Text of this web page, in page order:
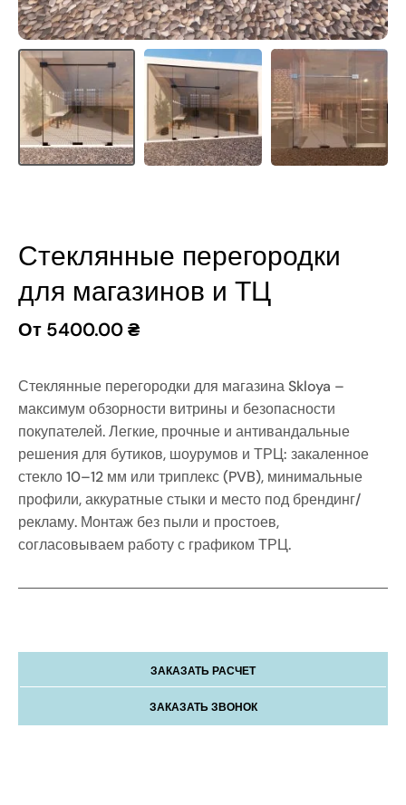
Стеклянные перегородки
для магазинов и ТЦ
От 5400.00₴
Стеклянные перегородки для магазина Skloya –
максимум обзорности витрины и безопасности
покупателей. Легкие, прочные и антивандальные
решения для бутиков, шоурумов и ТРЦ: закаленное
стекло 10–12 мм или триплекс (PVB), минимальные
профили, аккуратные стыки и место под брендинг/
рекламу. Монтаж без пыли и простоев,
согласовываем работу с графиком ТРЦ.
ЗАКАЗАТЬ РАСЧЕТ
ЗАКАЗАТЬ ЗВОНОК